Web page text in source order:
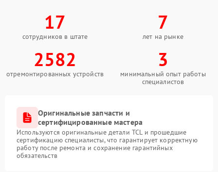
17
сотрудников в штате
7
лет на рынке
2582
отремонтированных устройств
3
минимальный опыт работы
специалистов
Оригинальные запчасти и
сертифицированные мастера
Используются оригинальные детали TCL и прошедшие
сертификацию специалисты, что гарантирует корректную
работу после ремонта и сохранение гарантийных
обязательств